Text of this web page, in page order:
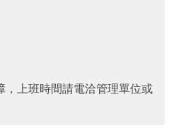
上班時間請電洽管理單位或